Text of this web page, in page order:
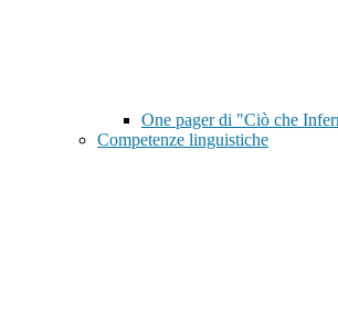
One pager di "Ciò che
Competenze linguistiche